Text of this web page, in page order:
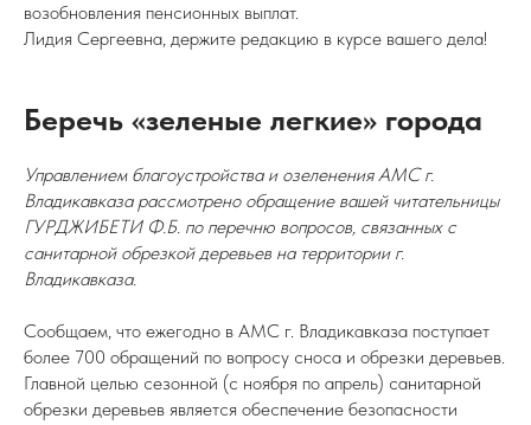
возобновления пенсионных выплат.
Лидия Сергеевна, держите редакцию в курсе вашего дела!
Беречь «зеленые легкие» города
Управлением благоустройства и озеленения АМС г.
Владикавказа рассмотрено обращение вашей читательницы
ГУРДЖИБЕТИ Ф.Б. по перечню вопросов, связанных с
санитарной обрезкой деревьев на территории г.
Владикавказа.
Сообщаем, что ежегодно в АМС г. Владикавказа поступает
более 700 обращений по вопросу сноса и обрезки деревьев.
Главной целью сезонной (с ноября по апрель) санитарной
обрезки деревьев является обеспечение безопасности